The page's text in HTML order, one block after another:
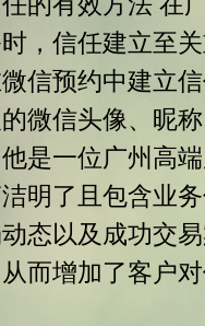
，信任建立至
信预约中建立
微信头像、昵
是一位广州高
明了且包含业
态以及成功交
而增加了客户